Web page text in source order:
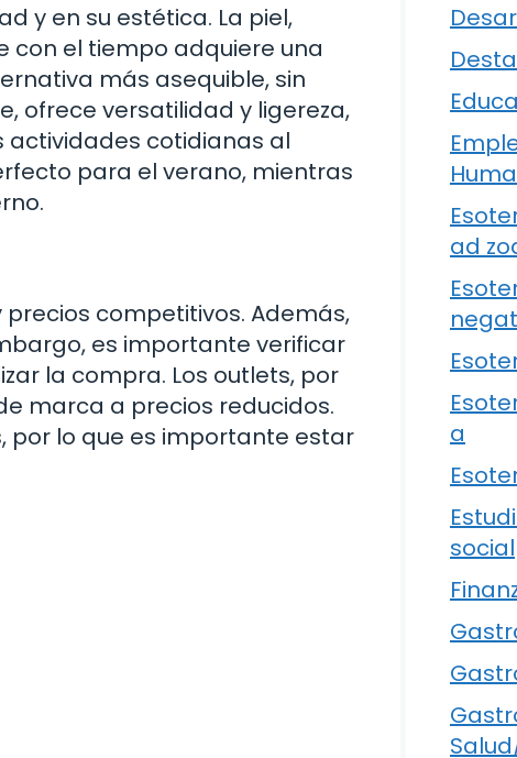
y en su estética. La piel,
con el tiempo adquiere una
más asequible, sin
ofrece versatilidad y ligereza,
actividades cotidianas al
para el verano, mientras
competitivos. Además,
es importante verificar
la compra. Los outlets, por
marca a precios reducidos.
por lo que es importante estar
ad
a
social